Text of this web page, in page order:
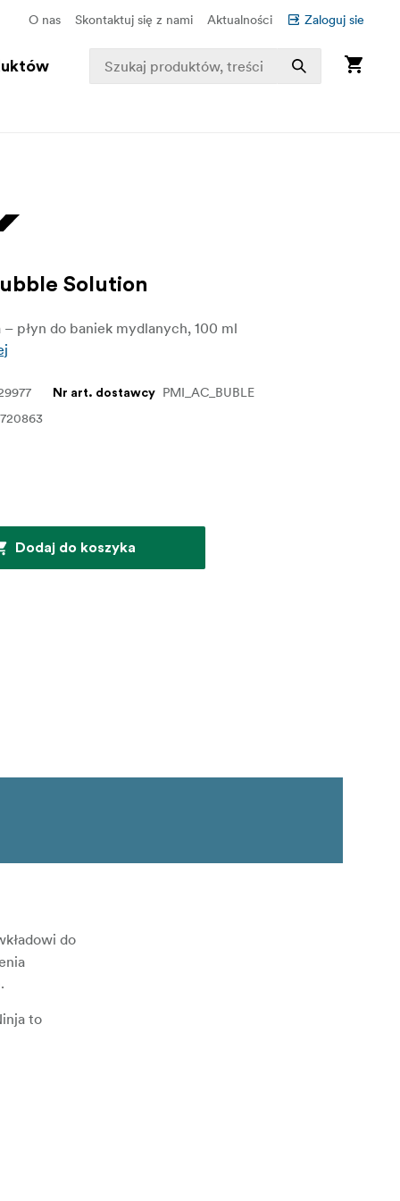
O nas Skontaktuj się z nami Aktualności Zaloguj sie
Solution
– płyn do baniek mydlanych, 100 ml
Nr art. dostawcy PMI_AC_BUBLE
Dodaj do koszyka
do
to